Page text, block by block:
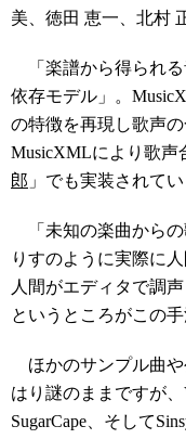
美、徳田 恵一、北村
「楽譜から得られる
依存モデル」。
の特徴を再現し歌声
MusicXMLにより歌声
郎 」でも実装されてい
「未知の楽曲からの
りすのように実際に
人間がエディタで調
というところがこの
ほかのサンプル曲や
はり謎のままですが
SugarCape、そして